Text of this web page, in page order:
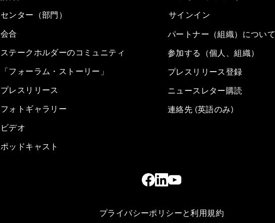
センター（部門）
会合
ステークホルダーのコミュニティ
「フォーラム・ストーリー」
プレスリリース
フォトギャラリー
ビデオ
ポッドキャスト
サインイン
パートナー（組織）について
参加する（個人、組織）
プレスリリース登録
ニュースレター購読
連絡先 (英語のみ)
プライバシーポリシーと利用規約